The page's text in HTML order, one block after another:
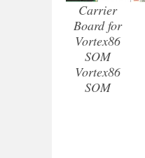
Carrier
Board for
Vortex86
SOM
Vortex86
SOM